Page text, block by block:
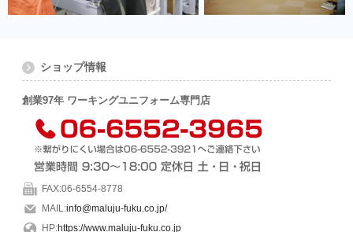
ショップ情報
創業97年 ワーキングユニフォーム専門店
FAX:06-6554-8778
MAIL:info@maluju-fuku.co.jp/
HP:https://www.maluju-fuku.co.jp